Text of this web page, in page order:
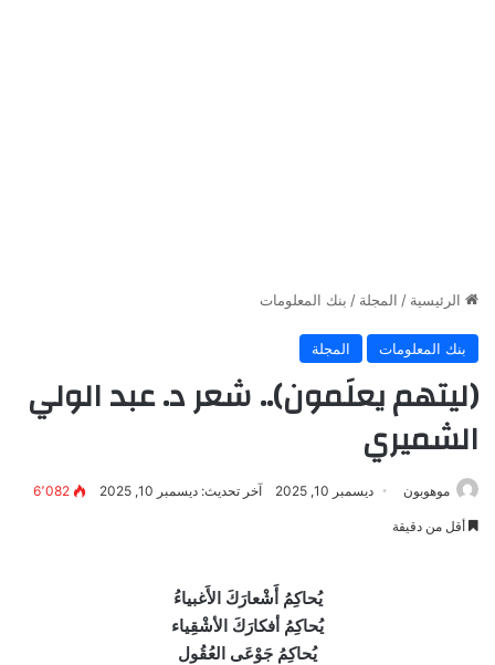
الرئيسية / المجلة / بنك المعلومات
بنك المعلومات المجلة
(ليتهم يعلَمون).. شعر د. عبد الولي
الشميري
موهوبون ديسمبر 10, 2025 آخر تحديث: ديسمبر 10, 2025 6٬082
أقل من دقيقة
يُحاكِمُ أَشْعارَكَ الأَغبياءُ
يُحاكِمُ أفكارَكَ الأشْقِياء
يُحاكِمُ جَوْعَى العُقُول